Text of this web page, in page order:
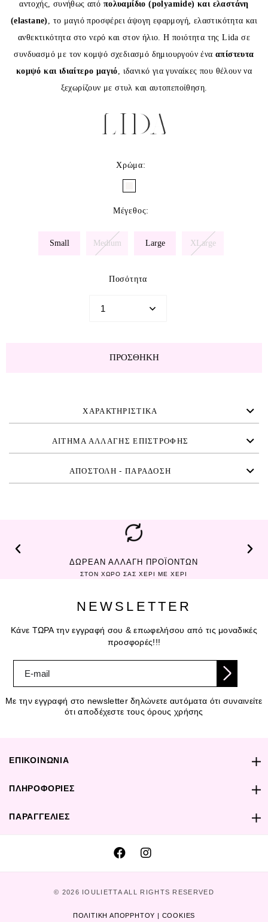
αντοχής, συνήθως από πολυαμίδιο (polyamide) και ελαστάνη
(elastane) , το μαγιό προσφέρει άψογη εφαρμογή, ελαστικότητα και
ανθεκτικότητα στο νερό και στον ήλιο. Η ποιότητα τηςLida σε
συνδυασμό με τον κομψό σχεδιασμό δημιουργούν ένα απίστευτα
κομψό και ιδιαίτερο μαγιό, ιδανικό για γυναίκες που θέλουν να
ξεχωρίζουν με στυλ και αυτοπεποίθηση.
Χρώμα:
Μέγεθος:
Small Medium Large XLarge
Ποσότητα
ΠΡΟΣΘΉΚΗ
ΧΑΡΑΚΤΗΡΙΣΤΙΚΑ
ΑΙΤΗΜΑ ΑΛΛΑΓΗΣ ΕΠΙΣΤΡΟΦΗΣ
ΑΠΟΣΤΟΛΗ - ΠΑΡΑΔΟΣΗ
ΔΩΡΕΑΝ ΑΛΛΑΓΗ ΠΡΟΪΟΝΤΩΝ
ΣΤΟΝ ΧΩΡΟ ΣΑΣ ΧΕΡΙ ΜΕ ΧΕΡΙ
NEWSLETTER
Κάνε ΤΩΡΑ την εγγραφή σου & επωφελήσου από τις μοναδικές
προσφορές!!!
Με την εγγραφή στο newsletter δηλώνετε αυτόματα ότι συναινείτε
ότι αποδέχεστε τους όρους χρήσης
ΕΠΙΚΟΙΝΩΝΙΑ
ΠΛΗΡΟΦΟΡΙΕΣ
ΠΑΡΑΓΓΕΛΙΕΣ
© 2026 IOULIETTA ALL RIGHTS RESERVED
ΠΟΛΙΤΙΚΗ ΑΠΟΡΡΗΤΟΥ | COOKIES